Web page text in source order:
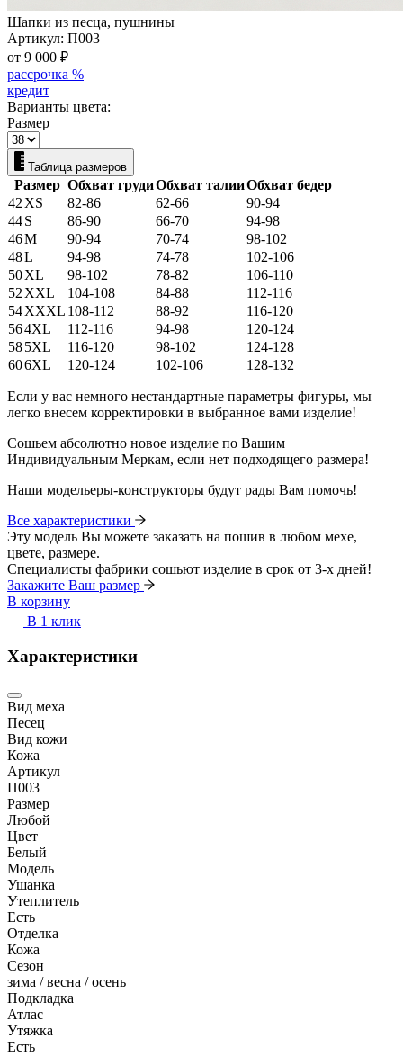
Шапки из песца, пушнины
Артикул: П003
от 9 000 ₽
рассрочка %
кредит
Варианты цвета:
Размер
Таблица размеров
Размер Обхват грудиОбхват талииОбхват бедер
42 XS 82-86 62-66
90-94
44S 86-90 66-70
94-98
46M 90-94 70-74
98-102
48L 94-98 74-78
102-106
50XL 98-102 78-82
106-110
52 XXL 104-108 84-88
112-116
54XXXL 108-112 88-92
116-120
564XL 112-116 94-98
120-124
585XL 116-120 98-102
124-128
606XL 120-124 102-106 128-132
Если у вас немного нестандартные параметры фигуры, мы
легко внесем корректировки в выбранное вами изделие!
Сошьем абсолютно новое изделие по Вашим
Индивидуальным Меркам, если нет подходящего размера!
Наши модельеры-конструкторы будут рады Вам помочь!
Все характеристики
Эту модель Вы можете заказать на пошив в любом мехе,
цвете, размере.
Специалисты фабрики сошьют изделие в срок от 3-х дней!
Закажите Ваш размер
В корзину
В 1 клик
Характеристики
Вид меха
Песец
Вид кожи
Кожа
Артикул
П003
Размер
Любой
Цвет
Белый
Модель
Ушанка
Утеплитель
Есть
Отделка
Кожа
Сезон
зима / весна / осень
Подкладка
Атлас
Утяжка
Есть